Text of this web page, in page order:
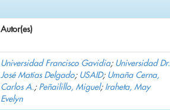
Autor(es)
Universidad Francisco Gavidia; Universidad Dr.
José Matías Delgado; USAID; Umaña Cerna,
Carlos A.; Peñailillo, Miguel; Iraheta, May
Evelyn